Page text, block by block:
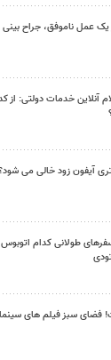
یک عمل ناموفق، جراح
آنلاین خدمات دولتی: از
آیفون زود خالی می شود؟ ۹ راهکار
طولانی کدام اتوبوس
فضای سبز فیلم های